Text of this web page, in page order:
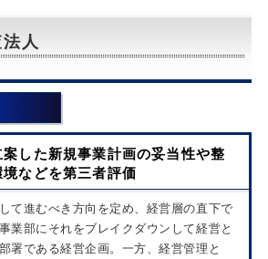
人
した新規事業計画の妥当性や整
などを第三者評価
て進むべき方向を定め、経営層の直下で
業部にそれをブレイクダウンして経営と
署である経営企画。一方、経営管理と